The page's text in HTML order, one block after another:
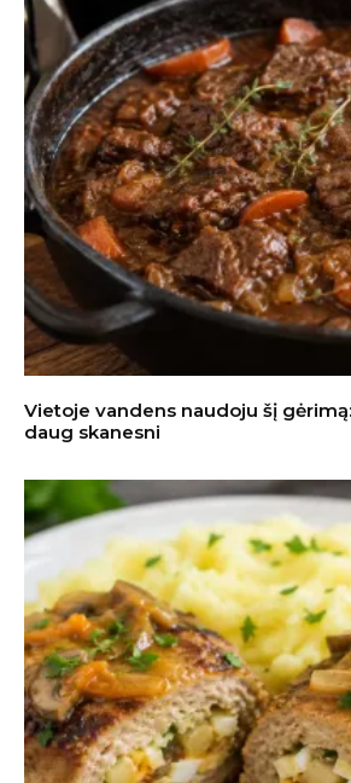
Vietoje vandens naudoju šį
daug skanesni